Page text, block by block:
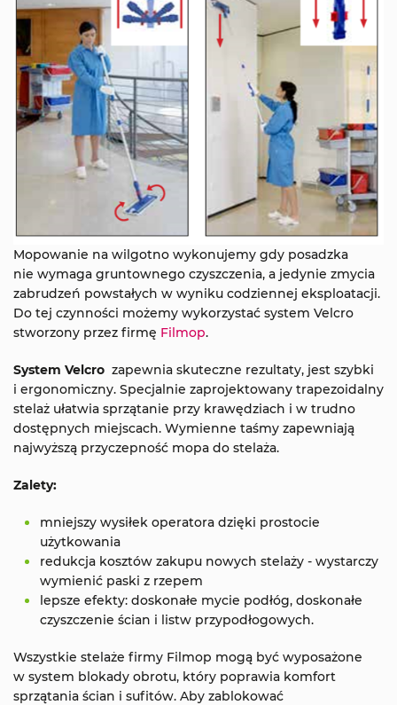
Mopowanie na wilgotno wykonujemy gdy posadzka
nie wymaga gruntownego czyszczenia, a jedynie zmycia
zabrudzeń powstałych w wyniku codziennej eksploatacji.
Do tej czynności możemy wykorzystać system Velcro
stworzony przez firmę Filmop.
System Velcro zapewnia skuteczne rezultaty, jest szybki
i ergonomiczny. Specjalnie zaprojektowany trapezoidalny
stelaż ułatwia sprzątanie przy krawędziach i w trudno
dostępnych miejscach. Wymienne taśmy zapewniają
najwyższą przyczepność mopa do stelaża.
Zalety:
mniejszy wysiłek operatora dzięki prostocie
użytkowania
redukcja kosztów zakupu nowych stelaży - wystarczy
wymienić paski z rzepem
lepsze efekty: doskonałe mycie podłóg, doskonałe
czyszczenie ścian i listw przypodłogowych.
Wszystkie stelaże firmy Filmop mogą być wyposażone
w system blokady obrotu, który poprawia komfort
sprzątania ścian i sufitów. Aby zablokować